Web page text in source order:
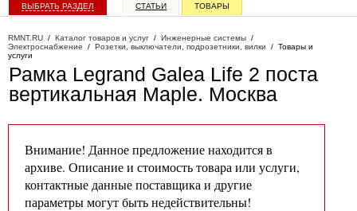
ВЫБРАТЬ РАЗДЕЛ СТАТЬИ ТОВАРЫ
RMNT.RU / Каталог товаров и услуг / Инженерные системы /
Электроснабжение / Розетки, выключатели, подрозетники, вилки / Товары и
услуги
Рамка Legrand Galea Life 2 поста
вертикальная Maple. Москва
Внимание! Данное предложение находится в
архиве. Описание и стоимость товара или услуги,
контактные данные поставщика и другие
параметры могут быть недействительны!